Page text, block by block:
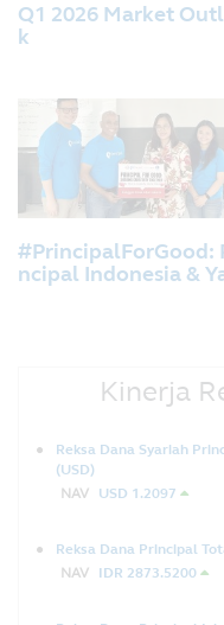
Q1 2026 Market
k
#PrincipalForGood:
ncipal Indonesia &
Kinerja
Reksa Dana Syariah
(USD)
NAV
USD 1.2097
Reksa Dana Principal
NAV
IDR 2873.5200